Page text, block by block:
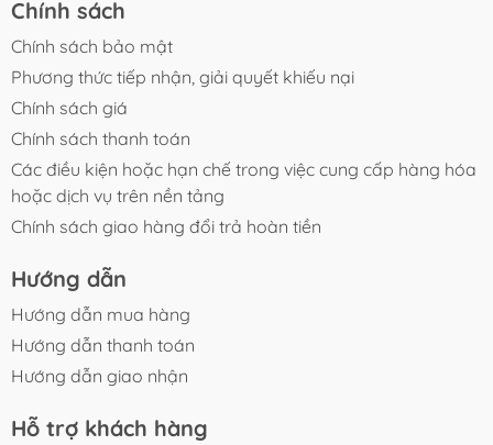
rồi cho ăn.
- Sử dụng trực tiếp vào bể nuôi hoặc hệ thống lọc.
Chính sách
Chính sách bảo mật
Phương thức tiếp nhận, giải quyết khiếu nại
Chính sách giá
Chính sách thanh toán
Các điều kiện hoặc hạn chế trong việc cung cấp hàng hóa
hoặc dịch vụ trên nền tảng
Chính sách giao hàng đổi trả hoàn tiền
Hướng dẫn
Hướng dẫn mua hàng
Hướng dẫn thanh toán
Hướng dẫn giao nhận
Hỗ trợ khách hàng